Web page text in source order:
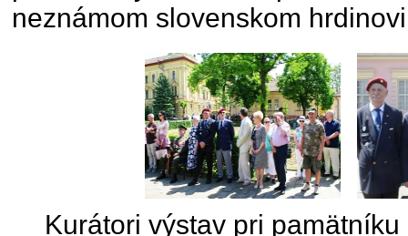
neznámom slovenskom
Kurátori výstav pri